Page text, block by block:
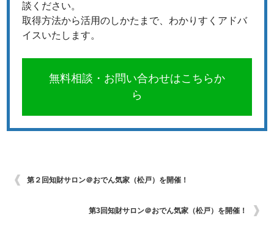
談ください。
取得方法から活用のしかたまで、わかりすくアドバ
イスいたします。
無料相談・お問い合わせはこちらか
ら
第２回知財サロン＠おでん気家（松戸）を開催！
第3回知財サロン＠おでん気家（松戸）を開催！